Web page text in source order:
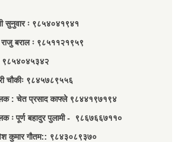
सुनुवार ः ९८५४०४१९४१
राजु बराल ः ९८५११२१९५९
९८५४०४५३४२
चौकीः ९८४५७८९५५६
: चेत प्रसाद काफ्ले ९८४४१९७१९४
ः पूर्ण बहादुर पुलामी - ९८६७६६७११०
कुमार गौतम:: ९८४३०८९३७०